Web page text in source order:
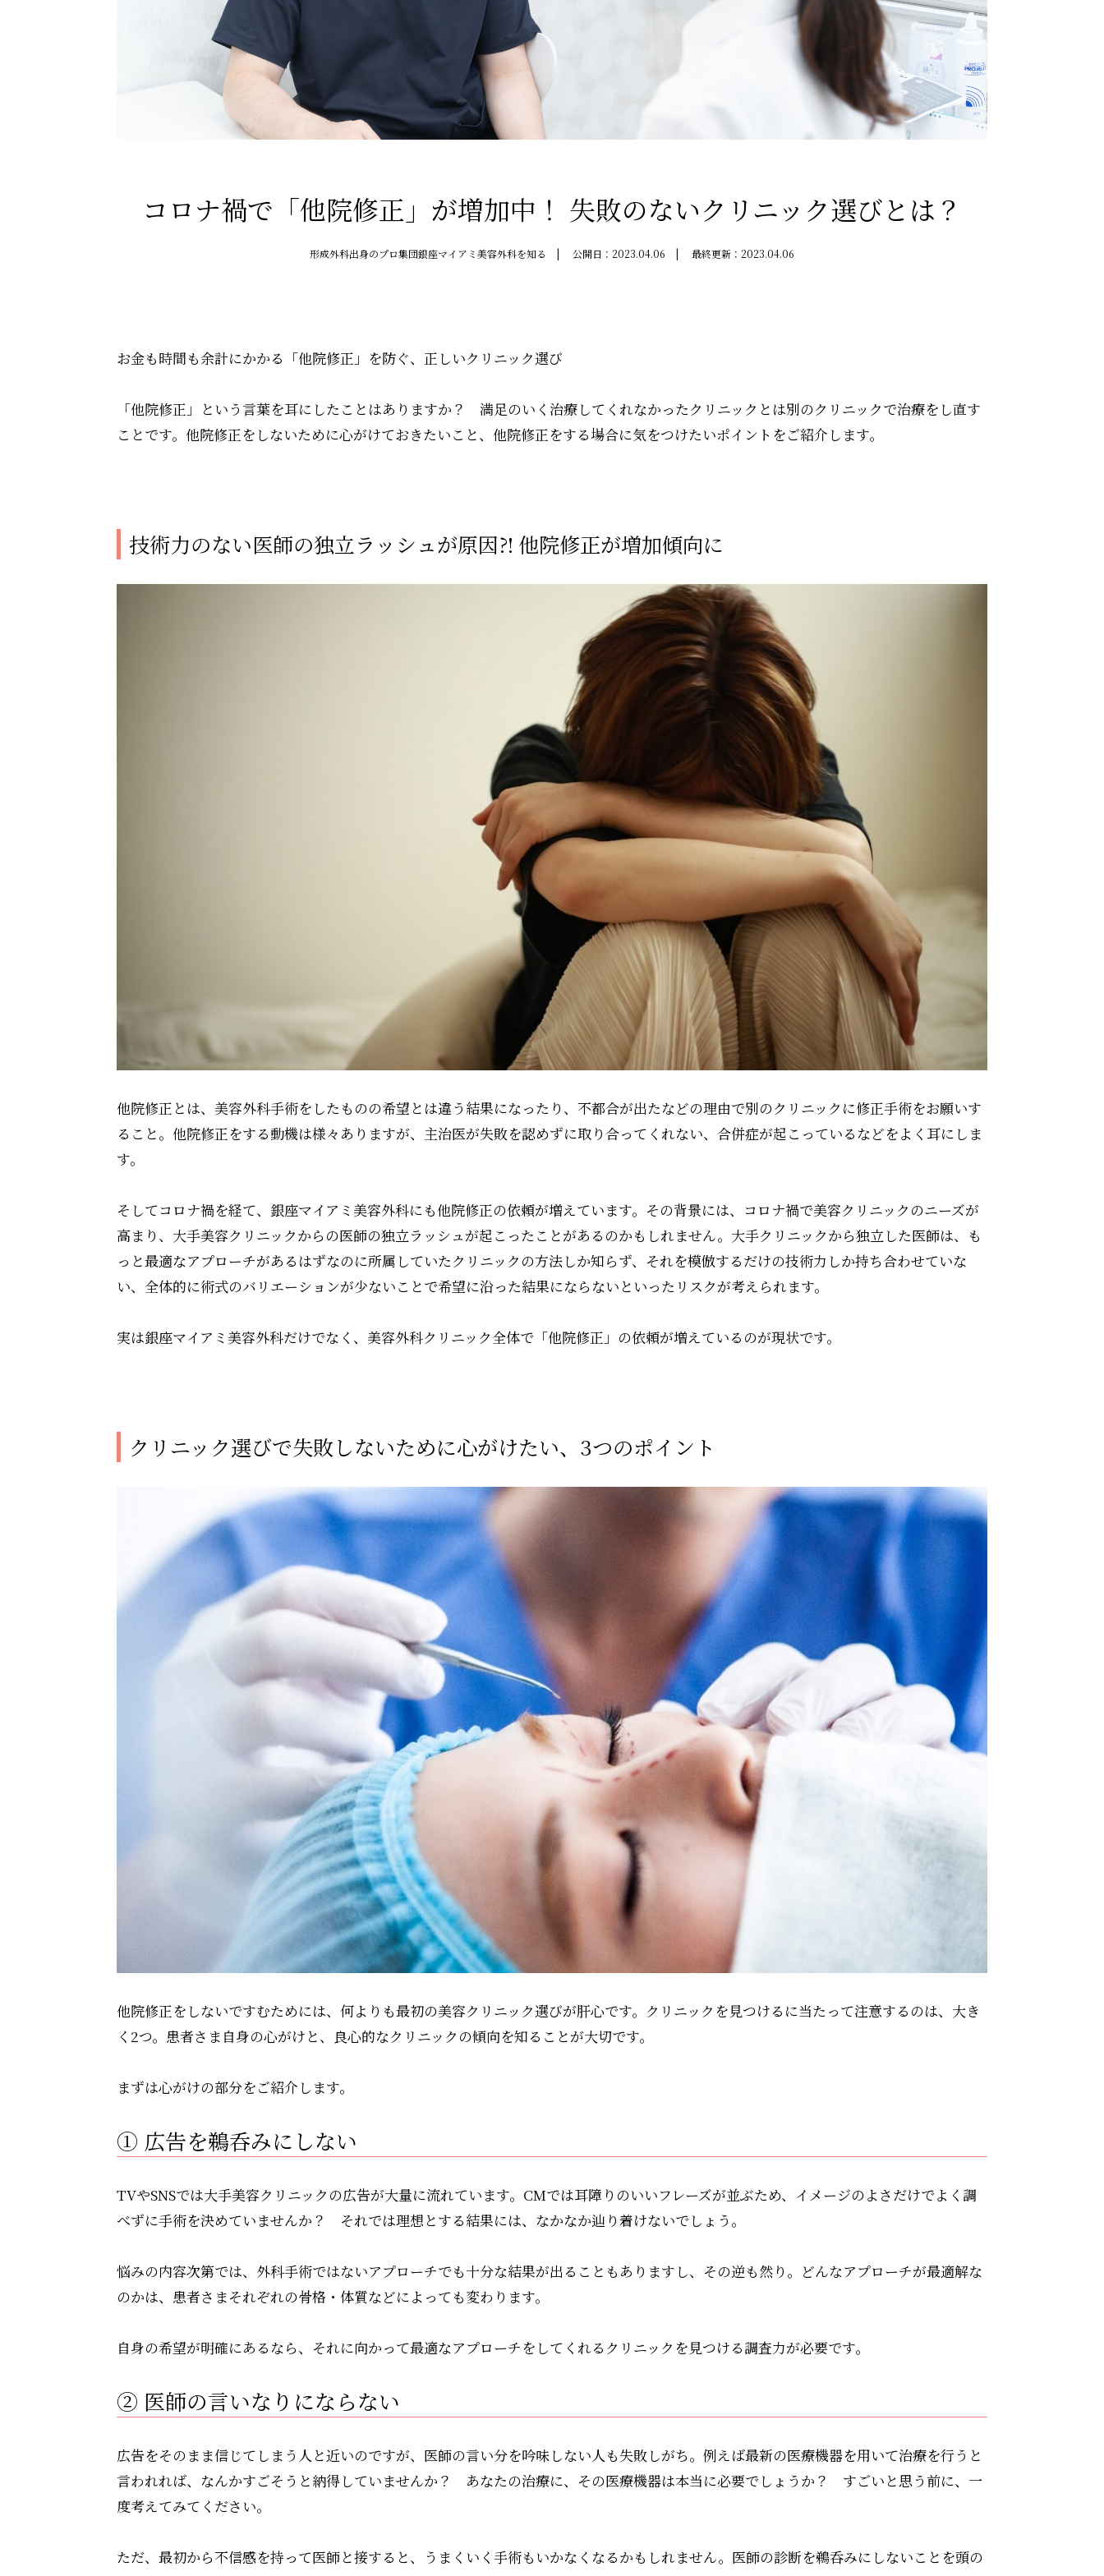
コロナ禍で「他院修正」が増加中！ 失敗のないクリニック選びとは？
形成外科出身のプロ集団銀座マイアミ美容外科を知る 公開日： 2023.04.06 最終更新： 2023.04.06
お金も時間も余計にかかる「他院修正」を防ぐ、正しいクリニック選び
「他院修正」という言葉を耳にしたことはありますか？ 満足のいく治療してくれなかったクリニックとは別のクリニックで治療をし直す
ことです。他院修正をしないために心がけておきたいこと、他院修正をする場合に気をつけたいポイントをご紹介します。
技術力のない医師の独立ラッシュが原因?! 他院修正が増加傾向に
他院修正とは、美容外科手術をしたものの希望とは違う結果になったり、不都合が出たなどの理由で別のクリニックに修正手術をお願いす
ること。他院修正をする動機は様々ありますが、主治医が失敗を認めずに取り合ってくれない、合併症が起こっているなどをよく耳にしま
す。
そしてコロナ禍を経て、銀座マイアミ美容外科にも他院修正の依頼が増えています。その背景には、コロナ禍で美容クリニックのニーズが
高まり、大手美容クリニックからの医師の独立ラッシュが起こったことがあるのかもしれません。大手クリニックから独立した医師は、も
っと最適なアプローチがあるはずなのに所属していたクリニックの方法しか知らず、それを模倣するだけの技術力しか持ち合わせていな
い、全体的に術式のバリエーションが少ないことで希望に沿った結果にならないといったリスクが考えられます。
実は銀座マイアミ美容外科だけでなく、美容外科クリニック全体で「他院修正」の依頼が増えているのが現状です。
クリニック選びで失敗しないために心がけたい、3つのポイント
他院修正をしないですむためには、何よりも最初の美容クリニック選びが肝心です。クリニックを見つけるに当たって注意するのは、大き
く2つ。患者さま自身の心がけと、良心的なクリニックの傾向を知ることが大切です。
まずは心がけの部分をご紹介します。
① 広告を鵜呑みにしない
TVやSNSでは大手美容クリニックの広告が大量に流れています。CMでは耳障りのいいフレーズが並ぶため、イメージのよさだけでよく調
べずに手術を決めていませんか？ それでは理想とする結果には、なかなか辿り着けないでしょう。
悩みの内容次第では、外科手術ではないアプローチでも十分な結果が出ることもありますし、その逆も然り。どんなアプローチが最適解な
のかは、患者さまそれぞれの骨格・体質などによっても変わります。
自身の希望が明確にあるなら、それに向かって最適なアプローチをしてくれるクリニックを見つける調査力が必要です。
② 医師の言いなりにならない
広告をそのまま信じてしまう人と近いのですが、医師の言い分を吟味しない人も失敗しがち。例えば最新の医療機器を用いて治療を行うと
言われれば、なんかすごそうと納得していませんか？ あなたの治療に、その医療機器は本当に必要でしょうか？ すごいと思う前に、一
度考えてみてください。
ただ、最初から不信感を持って医師と接すると、うまくいく手術もいかなくなるかもしれません。医師の診断を鵜呑みにしないことを頭の